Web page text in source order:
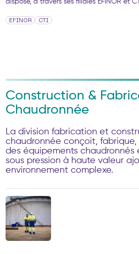
EFINOR CTI
Construction &
Chaudronnée
La division fabrication et
chaudronnée conçoit,
des équipements chaudronnés
sous pression à haute valeur
environnement complexe.